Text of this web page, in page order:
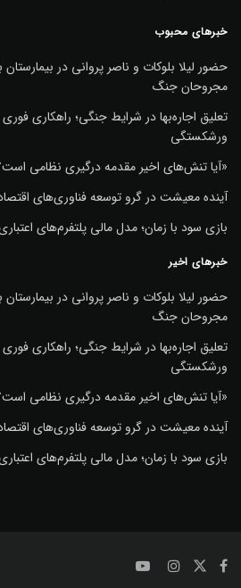
خبرهای محبوب
حضور لیلا بلوکات و ناصر پروانی در بیمارستان
مجروحان جنگ
تعلیق اجاره‌بها در شرایط جنگی؛ راهکاری
ورشکستگی
«آیا تنش‌های اخیر مقدمه درگیری نظامی
آینده معیشت در گرو توسعه فناوری‌های
بازی سود با زمان؛ مدل مالی پلتفرم‌های
خبرهای اخیر
حضور لیلا بلوکات و ناصر پروانی در بیمارستان
مجروحان جنگ
تعلیق اجاره‌بها در شرایط جنگی؛ راهکاری
ورشکستگی
«آیا تنش‌های اخیر مقدمه درگیری نظامی
آینده معیشت در گرو توسعه فناوری‌های
بازی سود با زمان؛ مدل مالی پلتفرم‌های